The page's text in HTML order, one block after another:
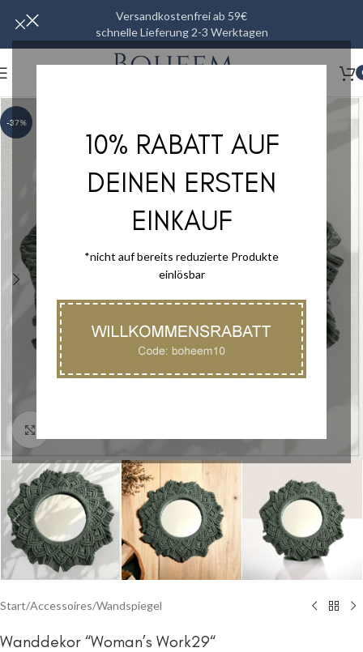
10% RABATT AUF
DEINEN ERSTEN
EINKAUF
*nicht auf bereits reduzierte Produkte
einlösbar
Versandkostenfrei ab 59€
schnelle Lieferung 2-3 Werktagen
-37%
Start/Accessoires/Wandspiegel
Wanddekor “Woman’s Work29“